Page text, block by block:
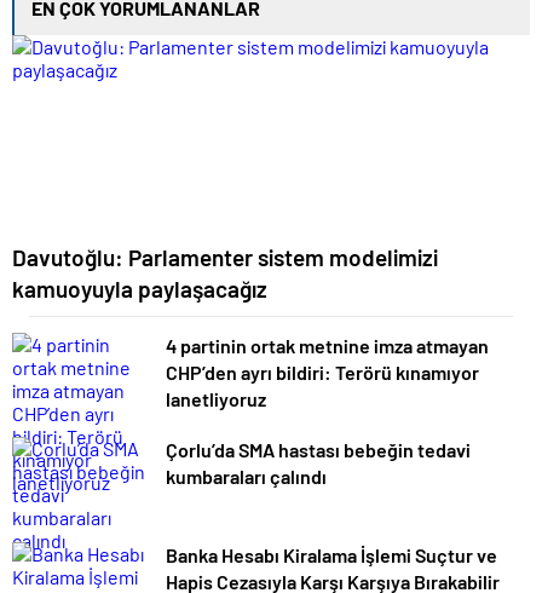
EN ÇOK YORUMLANANLAR
Davutoğlu: Parlamenter sistem modelimizi
kamuoyuyla paylaşacağız
4 partinin ortak metnine imza atmayan
CHP’den ayrı bildiri: Terörü kınamıyor
lanetliyoruz
Çorlu’da SMA hastası bebeğin tedavi
kumbaraları çalındı
Banka Hesabı Kiralama İşlemi Suçtur ve
Hapis Cezasıyla Karşı Karşıya Bırakabilir